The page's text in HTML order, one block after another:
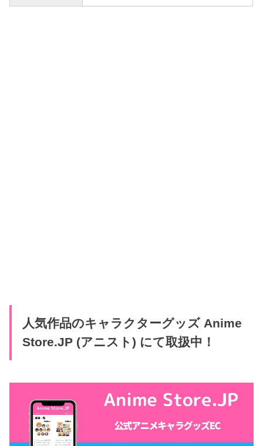
人気作品のキャラクターグッズ Anime
Store.JP (アニスト) にて取扱中！